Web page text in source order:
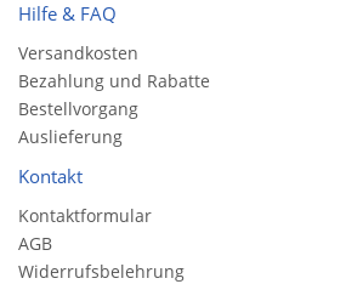
Hilfe & FAQ
Versandkosten
Bezahlung und Rabatte
Bestellvorgang
Auslieferung
Kontakt
Kontaktformular
AGB
Widerrufsbelehrung